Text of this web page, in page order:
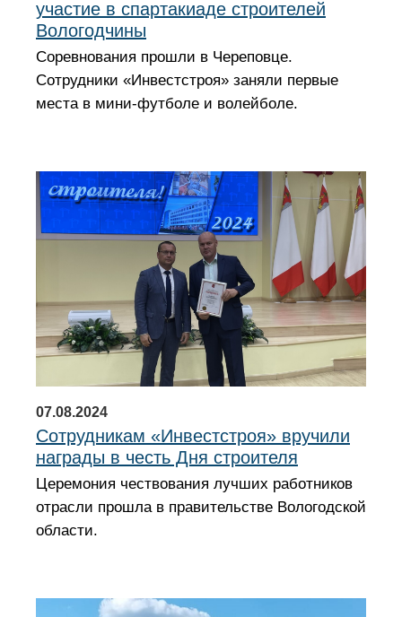
участие в спартакиаде строителей
Вологодчины
Соревнования прошли в Череповце.
Сотрудники «Инвестстроя» заняли первые
места в мини-футболе и волейболе.
07.08.2024
Сотрудникам «Инвестстроя» вручили
награды в честь Дня строителя
Церемония чествования лучших работников
отрасли прошла в правительстве Вологодской
области.